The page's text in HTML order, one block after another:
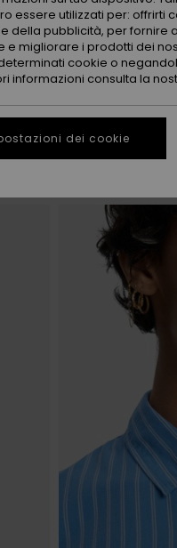
essere utilizzati per: offrirti
della pubblicità, per fornire
e migliorare i prodotti dei
determinati cookie o
informazioni consulta la
dei cookie